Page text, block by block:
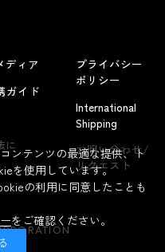
よくあるお問い合わせ
ディア
ガイド
に
プライバシー
ポリシー
International
Shipping
お問い合わせ/
リクエスト
ンテンツの最適な提供、ト
を使用しています。
の利用に同意したことも
をご確認ください。